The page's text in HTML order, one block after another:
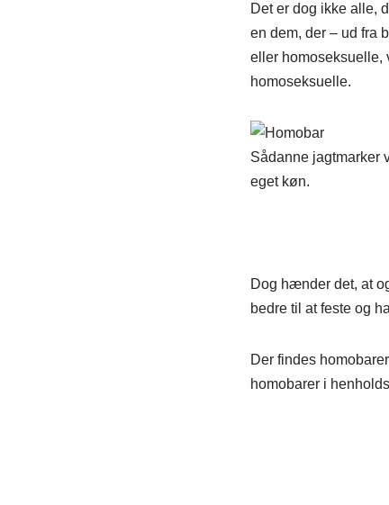
Det er dog ikke alle,
en dem, der – ud fra
eller homoseksuelle,
homoseksuelle.
Sådanne jagtmarker
eget køn.
Dog hænder det, at
bedre til at feste og
Der findes
homobarer i